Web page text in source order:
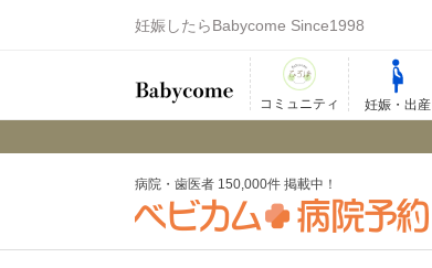
妊娠したらBabycome Since1998
コミュニティ 妊娠・出産
病院・歯医者 150,000件 掲載中！